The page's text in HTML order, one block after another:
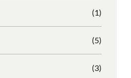
(1)
(5)
(3)